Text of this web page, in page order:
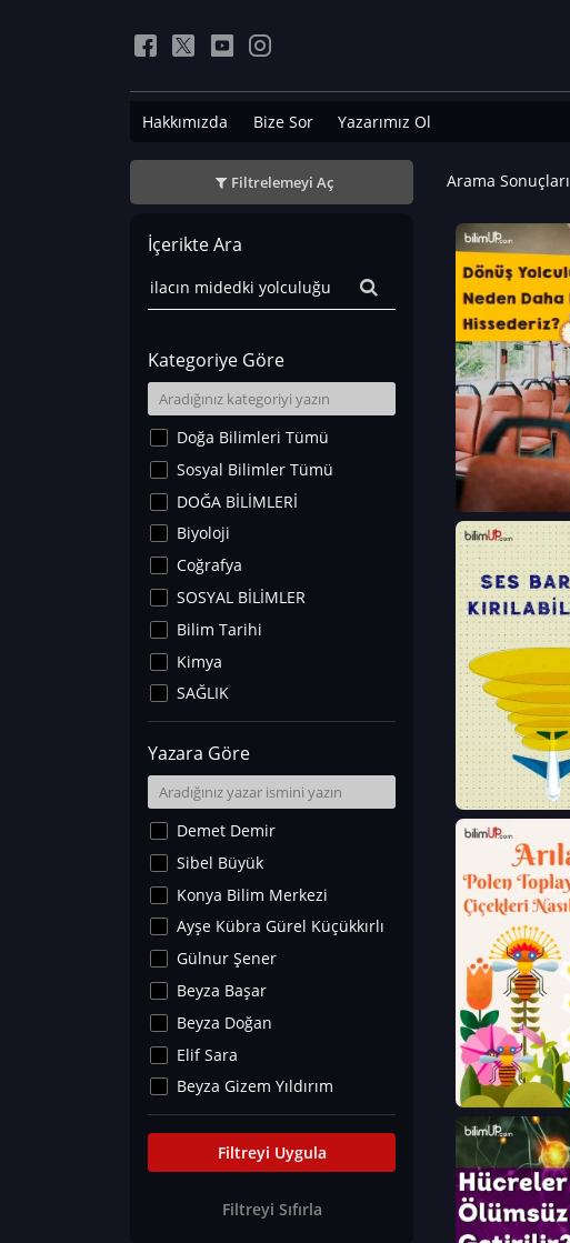
Hakkımızda Bize Sor Yazarımız Ol
Filtrelemeyi Aç
İçerikte Ara
Kategoriye Göre
Doğa Bilimleri Tümü
Sosyal Bilimler Tümü
DOĞA BİLİMLERİ
Biyoloji
Coğrafya
SOSYAL BİLİMLER
Bilim Tarihi
Kimya
SAĞLIK
Sanat Tarihi
Fizik
Yer Bilimleri
Astronomi ve Uzay
Noroloji
Matematik
Teknoloji
İklim Değişikliği
Arkeoloji
Kültür&Sanat
Yaşam Tavsiyeleri
Merakoloji
Eğitim Bilimleri
Yazara Göre
Demet Demir
Sibel Büyük
Konya Bilim Merkezi
Ayşe Kübra Gürel Küçükkırlı
Gülnur Şener
Beyza Başar
Beyza Doğan
Elif Sara
Beyza Gizem Yıldırım
İlknur İyigökler
Büşra Elif Kıvrak
Can TORUN
Filtreyi Uygula
Filtreyi Sıfırla
Arama Sonuçları